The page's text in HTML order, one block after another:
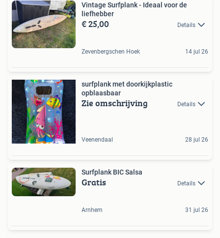
Vintage Surfplank - Ideaal voor de
liefhebber
€ 25,00 Details
Zevenbergschen Hoek 14 jul 26
surfplank met doorkijkplastic
opblaasbaar
Zie omschrijving Details
Veenendaal 28 jul 26
Surfplank BIC Salsa
Gratis Details
Arnhem 31 jul 26